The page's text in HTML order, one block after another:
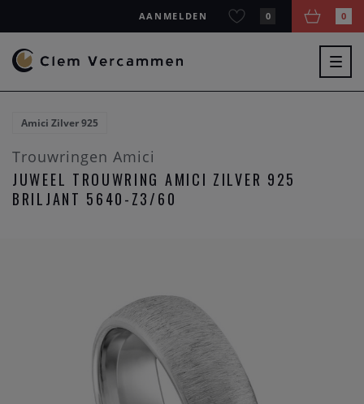
AANMELDEN 0 0
Amici Zilver 925
Trouwringen Amici
JUWEEL TROUWRING AMICI ZILVER 925
BRILJANT 5640-Z3/60